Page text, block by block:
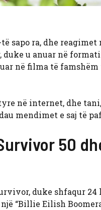
të sapo ra, dhe
u anuar në
në filma të famshëm
në internet, dhe
mendimet e saj të
50
duke shfaqur 24
“Billie Eilish